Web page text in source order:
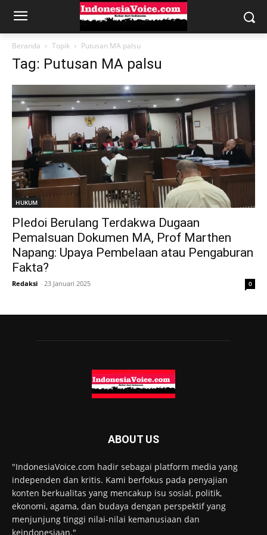
Beranda Topik Putusan MA palsu
Tag: Putusan MA palsu
HUKUM
Pledoi Berulang Terdakwa Dugaan
Pemalsuan Dokumen MA, Prof Marthen
Napang: Upaya Pembelaan atau Pengaburan
Fakta?
Redaksi - 23 Januari 2025 0
ABOUT US
"IndonesiaVoice.com hadir sebagai platform media yang
independen dan kritis. Kami berfokus pada penyajian
konten berkualitas yang mencakup isu sosial, politik,
ekonomi, agama, dan budaya dengan perspektif yang
menjunjung tinggi nilai-nilai kemanusiaan dan
keindonesiaan."